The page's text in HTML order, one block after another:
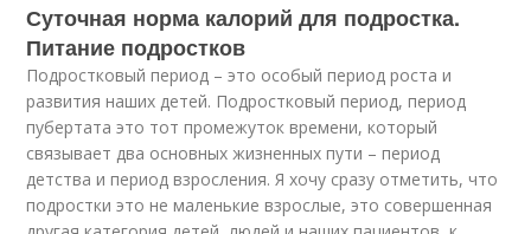
Суточная норма калорий для подростка.
Питание подростков
Подростковый период – это особый период роста и
развития наших детей. Подростковый период, период
пубертата это тот промежуток времени, который
связывает два основных жизненных пути – период
детства и период взросления. Я хочу сразу отметить, что
подростки это не маленькие взрослые, это совершенная